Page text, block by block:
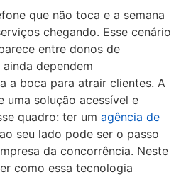
que não toca e a semana
chegando. Esse cenário
entre donos de
dependem
a boca para atrair clientes. A
uma solução acessível e
quadro: ter um agência de
ao seu lado pode ser o passo
da concorrência. Neste
como essa tecnologia